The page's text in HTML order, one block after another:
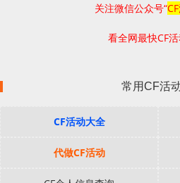
关注微信公众号“
看全网最快CF
常用CF活
CF活动大全
代做CF活动